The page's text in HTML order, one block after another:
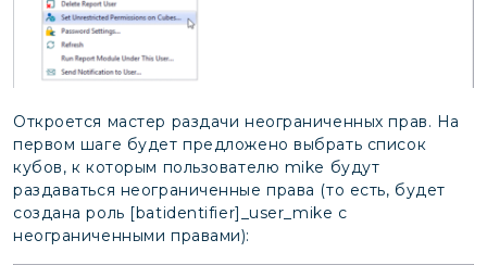
Откроется мастер раздачи неограниченных прав. На
первом шаге будет предложено выбрать список
кубов, к которым пользователю mike будут
раздаваться неограниченные права (то есть, будет
создана роль [batidentifier]_user_mike с
неограниченными правами):